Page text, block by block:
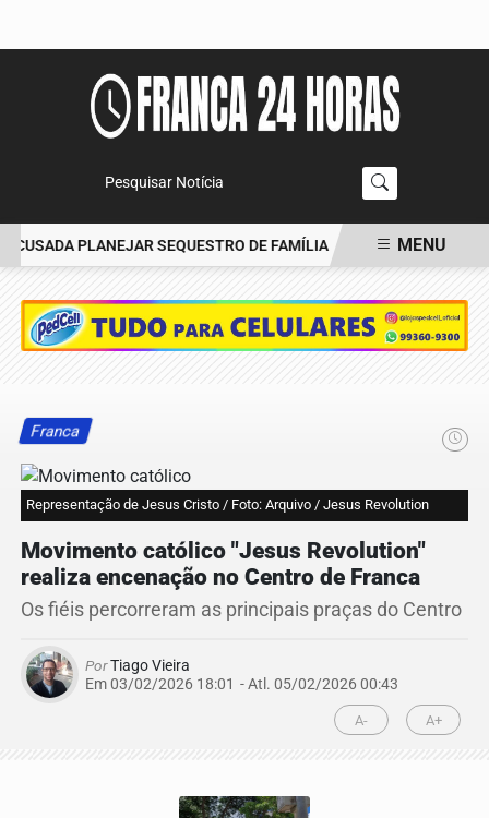
Pesquisar Notícia
PLANEJAR SEQUESTRO DE FAMÍLIA CARRO BATE EM
MENU
Franca
Representação de Jesus Cristo / Foto: Arquivo / Jesus Revolution
Movimento católico "Jesus Revolution"
realiza encenação no Centro de Franca
Os fiéis percorreram as principais praças do Centro
PorTiago Vieira
Em 03/02/2026 18:01 - Atl. 05/02/2026 00:43
A- A+